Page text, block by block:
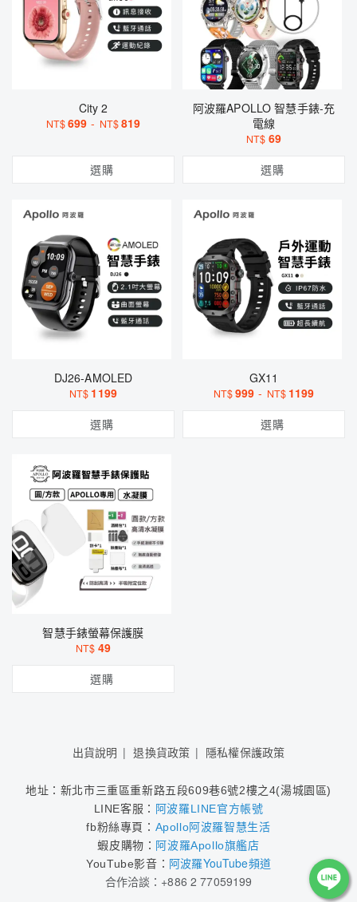
City 2
NT$699 - NT$819
選購
阿波羅APOLLO 智慧手錶-充
電線
NT$ 69
選購
DJ26-AMOLED
NT$ 1199
選購
GX11
NT$999 - NT$ 1199
選購
智慧手錶螢幕保護膜
NT$ 49
選購
出貨說明 退換貨政策 隱私權保護政策
地址：新北市三重區重新路五段609巷6號2樓之4(湯城園區)
LINE客服： 阿波羅LINE官方帳號
fb粉絲專頁： Apollo阿波羅智慧生活
蝦皮購物： 阿波羅Apollo旗艦店
YouTube影音 ： 阿波羅YouTube頻道
合作洽談：+886 2 77059199